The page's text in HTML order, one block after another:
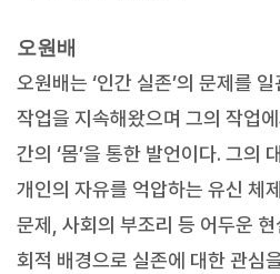
오원배
오원배는 ‘인간 실존’의 문제를
작업을 지속해왔으며 그의 작업
간의 ‘몸’을 통한 발언이다. 그의
개인의 자유를 억압하는 유신 체
문제, 사회의 부조리 등 어두운
회적 배경으로 실존에 대한 관심